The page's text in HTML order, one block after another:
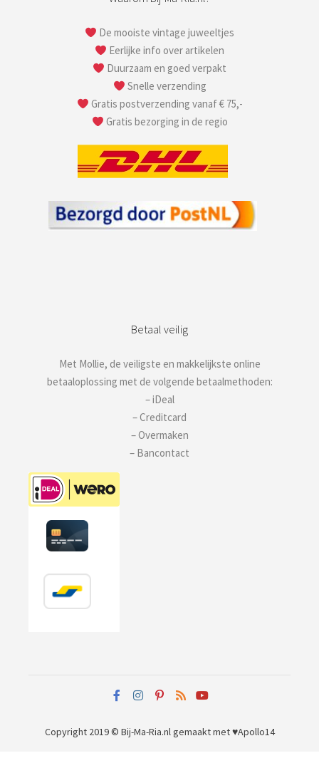
De mooiste vintage juweeltjes
Eerlijke info over artikelen
Duurzaam en goed verpakt
Snelle verzending
Gratis postverzending vanaf € 75,-
Gratis bezorging in de regio
Betaal veilig
Met Mollie, de veiligste en makkelijkste online
betaaloplossing met de volgende betaalmethoden:
– iDeal
– Creditcard
– Overmaken
– Bancontact
Copyright 2019 © Bij-Ma-Ria.nlgemaakt met ♥Apollo14